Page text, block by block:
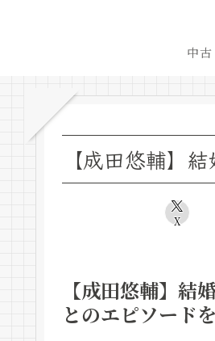
【成田悠輔】
X
【成田悠輔】
とのエピソード